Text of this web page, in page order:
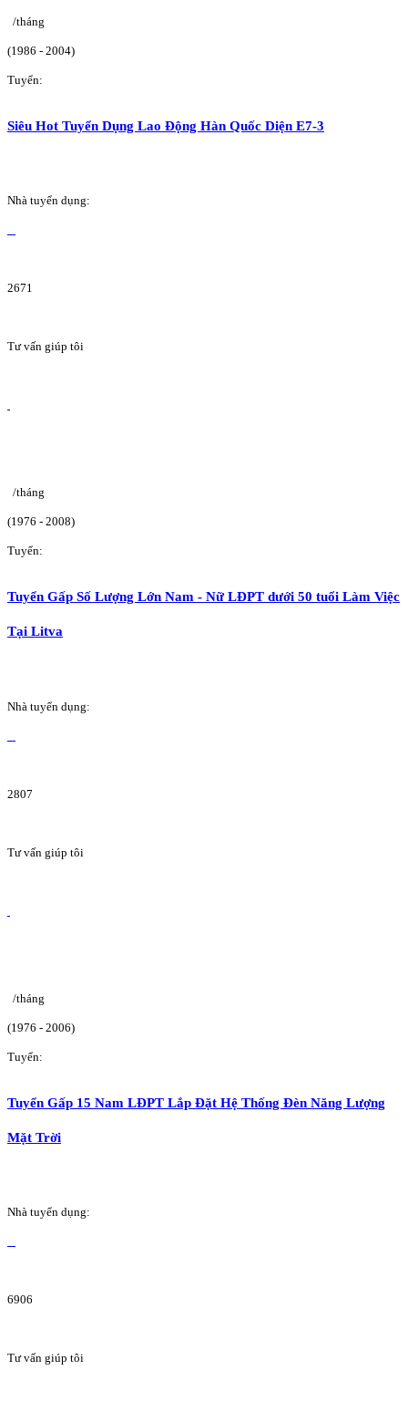
/tháng
(1986 - 2004)
Tuyển:
Siêu Hot Tuyển Dụng Lao Động Hàn Quốc Diện E7-3
Nhà tuyển dụng:
2671
Tư vấn giúp tôi
/tháng
(1976 - 2008)
Tuyển:
Tuyển Gấp Số Lượng Lớn Nam - Nữ LĐPT dưới 50 tuổi Làm Việc
Tại Litva
Nhà tuyển dụng:
2807
Tư vấn giúp tôi
/tháng
(1976 - 2006)
Tuyển:
Tuyển Gấp 15 Nam LĐPT Lắp Đặt Hệ Thống Đèn Năng Lượng
Mặt Trời
Nhà tuyển dụng:
6906
Tư vấn giúp tôi